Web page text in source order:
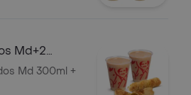
Md+2
Md 300ml +